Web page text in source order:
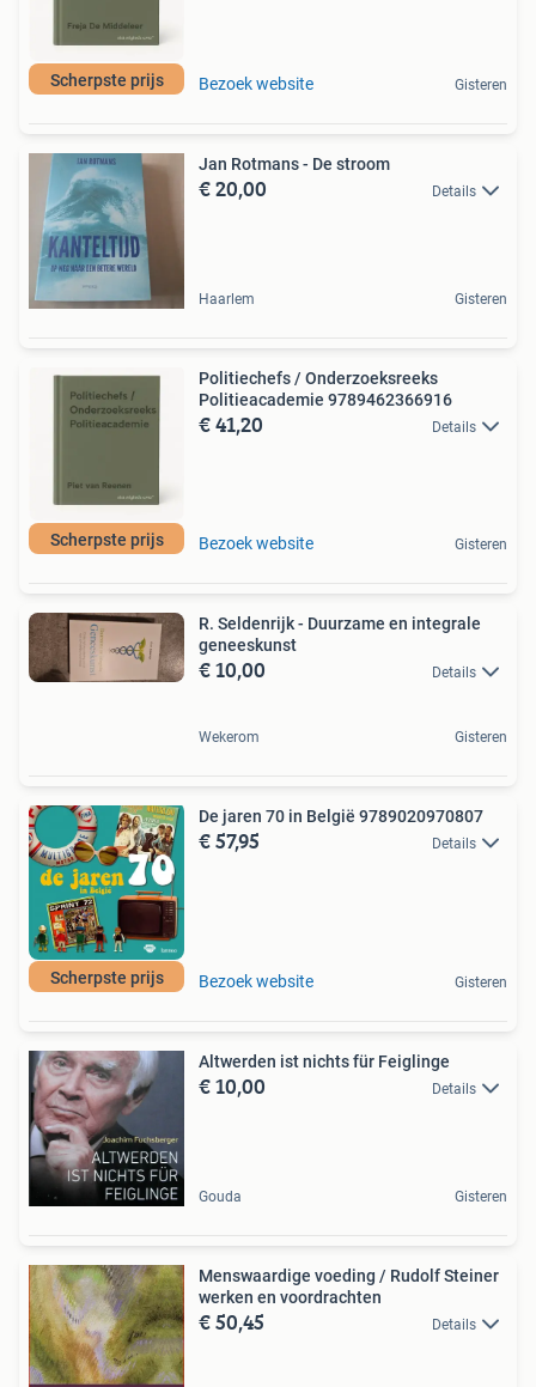
Scherpste prijs Bezoek website Gisteren
Jan Rotmans - De stroom
€ 20,00 Details
Haarlem Gisteren
Scherpste prijs
Politiechefs / Onderzoeksreeks
Politieacademie 9789462366916
€ 41,20 Details
Bezoek website Gisteren
R. Seldenrijk - Duurzame en integrale
geneeskunst
€ 10,00 Details
Wekerom Gisteren
Scherpste prijs
De jaren 70 in België 9789020970807
€ 57,95 Details
Bezoek website Gisteren
Altwerden ist nichts für Feiglinge
€ 10,00 Details
Gouda Gisteren
Menswaardige voeding / Rudolf Steiner
werken en voordrachten
€ 50,45 Details